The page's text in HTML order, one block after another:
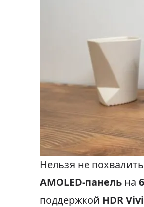
Нельзя не
AMOLED-панель на
поддержкой HDR